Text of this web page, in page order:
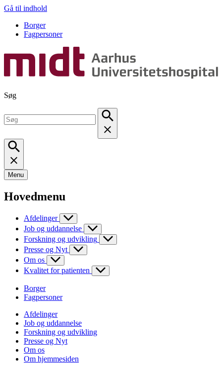
Gå til indhold
Borger
Fagpersoner
Søg
Menu
Hovedmenu
Afdelinger
Job og uddannelse
Forskning og udvikling
Presse og Nyt
Om os
Kvalitet for patienten
Borger
Fagpersoner
Afdelinger
Job og uddannelse
Forskning og udvikling
Presse og Nyt
Om os
Om hjemmesiden